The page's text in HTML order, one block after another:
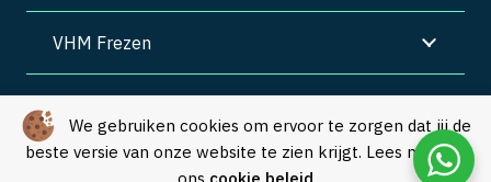
We gebruiken cookies om ervoor te zorgen dat jij de
beste versie van onze website te zien krijgt. Lees meer in
VHM Frezen
Algemene voorwaarden | Privacy